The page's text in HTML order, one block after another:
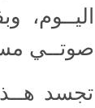
اليــوم،
صوتــي
تجسد